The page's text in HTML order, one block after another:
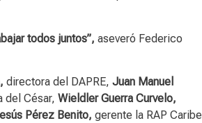
todos juntos”, aseveró Federico
directora del DAPRE, Juan Manuel
del César, Wieldler Guerra Curvelo,
Pérez Benito, gerente la RAP Caribe